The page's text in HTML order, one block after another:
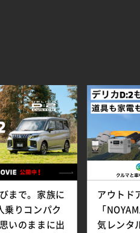
まで。家族に
乗りコンパク
いのままに出
アウトド
「
気レンタ